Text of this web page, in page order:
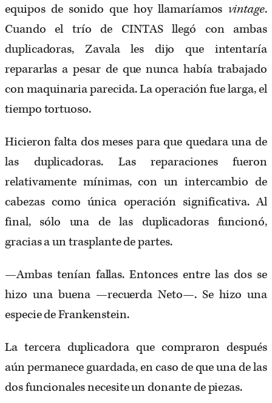
equipos de sonido que hoy llamaríamos vintage.
Cuando el trío de CINTAS llegó con ambas
duplicadoras, Zavala les dijo que intentaría
repararlas a pesar de que nunca había trabajado
con maquinaria parecida. La operación fue larga, el
tiempo tortuoso.
Hicieron falta dos meses para que quedara una de
las duplicadoras. Las reparaciones fueron
relativamente mínimas, con un intercambio de
cabezas como única operación significativa. Al
final, sólo una de las duplicadoras funcionó,
gracias a un trasplante de partes.
—Ambas tenían fallas. Entonces entre las dos se
hizo una buena —recuerda Neto—. Se hizo una
especie de Frankenstein.
La tercera duplicadora que compraron después
aún permanece guardada, en caso de que una de las
dos funcionales necesite un donante de piezas.